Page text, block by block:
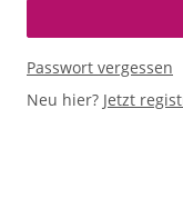
Passwort vergessen
Neu hier? Jetzt